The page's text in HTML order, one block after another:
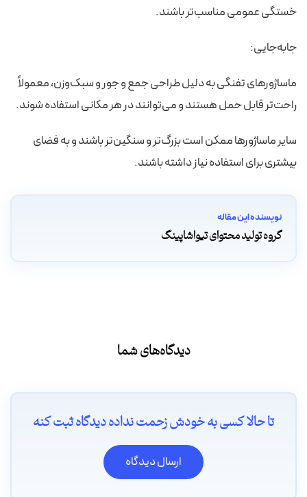
خستگی عمومی مناسب‌تر باشند.
جابه‌جایی:
ماساژورهای تفنگی به دلیل طراحی جمع و جور و سبک‌وزن، معمولاً
راحت‌تر قابل حمل هستند و می‌توانند در هر مکانی استفاده شوند.
سایر ماساژورها ممکن است بزرگ‌تر و سنگین‌تر باشند و به فضای
بیشتری برای استفاده نیاز داشته باشند.
نویسنده این مقاله
گروه تولید محتوای تیواشاپینگ
دیدگاه‌های شما
تا حالا کسی به خودش زحمت نداده دیدگاه ثبت کنه
ارسال دیدگاه